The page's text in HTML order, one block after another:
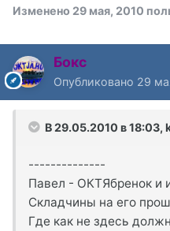
Изменено 29 мая, 2010
Бокс
Опубликовано 29
В 29.05.2010 в 18:03,
--------------
Павел - ОКТЯбренок и
Складчины на его
Где как не здесь